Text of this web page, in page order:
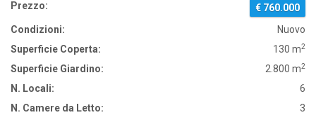
Prezzo:
€ 760.000
Condizioni:
Nuovo
Superficie Coperta:
130 m2
Superficie Giardino: 2.800 m2
N. Locali:
6
N. Camere da Letto:
3